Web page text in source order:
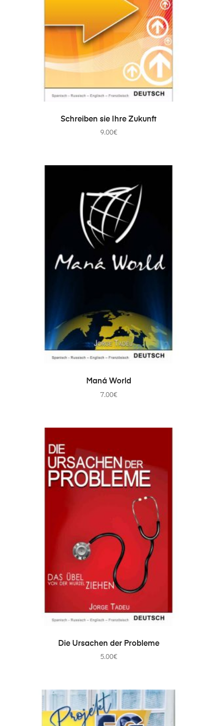
IN DEN WARENKORB
Schreiben sie Ihre Zukunft
9.00€
IN DEN WARENKORB
Maná World
7.00€
IN DEN WARENKORB
Die Ursachen der Probleme
5.00€